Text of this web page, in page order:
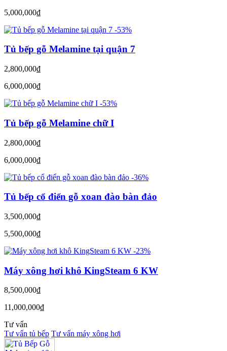
5,000,000đ
-53%
Tủ bếp gỗ Melamine tại quận 7
2,800,000đ
6,000,000đ
-53%
Tủ bếp gỗ Melamine chữ I
2,800,000đ
6,000,000đ
-36%
Tủ bếp cổ điển gỗ xoan đào bàn đảo
3,500,000đ
5,500,000đ
-23%
Máy xông hơi khô KingSteam 6 KW
8,500,000đ
11,000,000đ
Tư vấn
Tư vấn tủ bếp Tư vấn máy xông hơi